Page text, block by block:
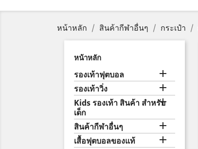
หน้าหลัก สินค้ากีฬาอื่นๆ กระเป๋า
หน้าหลัก
รองเท้าฟุตบอล 
รองเท้าวิ่ง 
Kids รองเท้า สินค้า สำหรับ
เด็ก

สินค้ากีฬาอื่นๆ 
เสื้อฟุตบอลของแท้ 